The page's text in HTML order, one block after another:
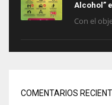
Alcohol”
Con el
COMENTARIOS